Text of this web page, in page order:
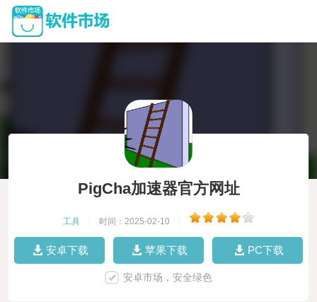
PigCha加速器官方网址
工具 时间：2025-02-10
安卓下载 苹果下载 PC下载
安卓市场，安全绿色